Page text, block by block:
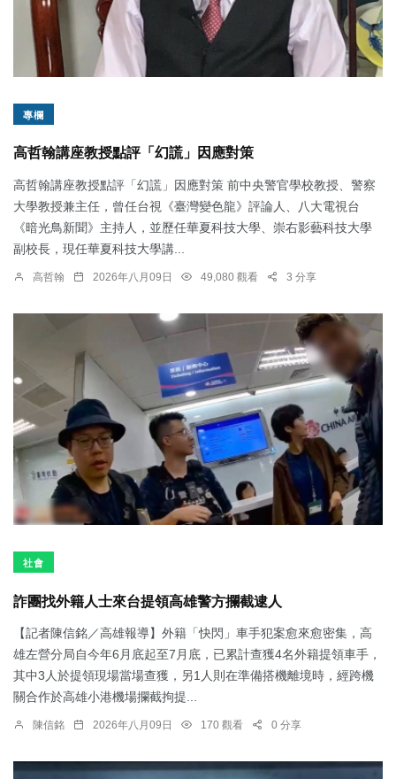
專欄
高哲翰講座教授點評「幻謊」因應對策
高哲翰講座教授點評「幻謊」因應對策 前中央警官學校教授、警察
大學教授兼主任，曾任台視《臺灣變色龍》評論人、八大電視台
《暗光鳥新聞》主持人，並歷任華夏科技大學、崇右影藝科技大學
副校長，現任華夏科技大學講...
高哲翰 2026年八月09日 49,080 觀看 3 分享
社會
詐團找外籍人士來台提領高雄警方攔截逮人
【記者陳信銘／高雄報導】外籍「快閃」車手犯案愈來愈密集，高
雄左營分局自今年6月底起至7月底，已累計查獲4名外籍提領車手，
其中3人於提領現場當場查獲，另1人則在準備搭機離境時，經跨機
關合作於高雄小港機場攔截拘提...
陳信銘 2026年八月09日 170 觀看 0 分享